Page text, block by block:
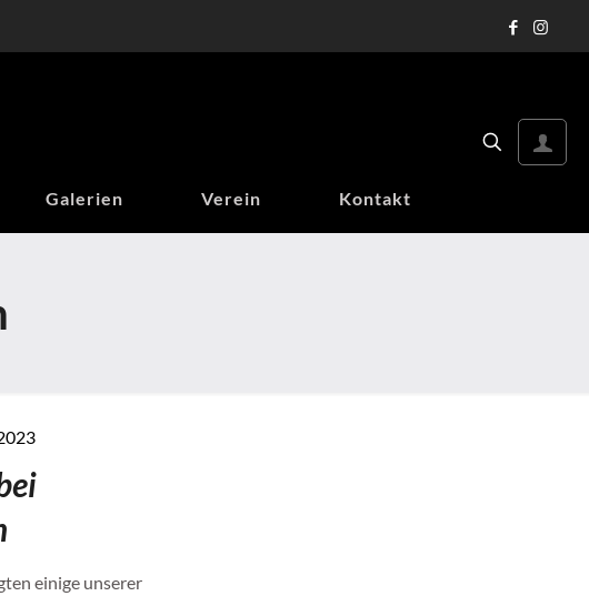
Galerien Verein Kontakt
einige unserer